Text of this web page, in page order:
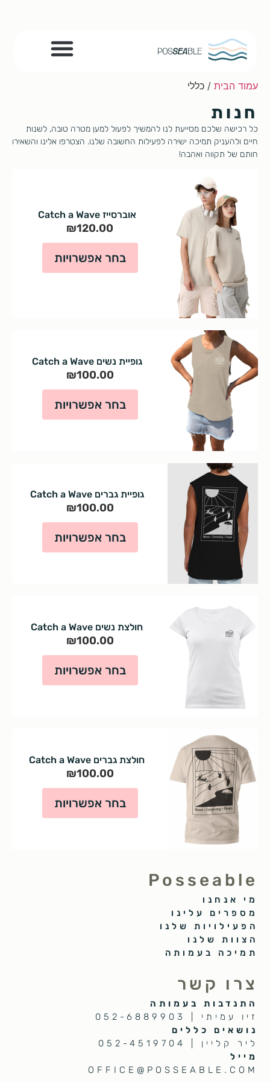
עמוד הבית / כללי
חנות
כל רכישה שלכם מסייעת לנו להמשיך לפעול למען מטרה טובה, לשנות
חיים ולהעניק תמיכה ישירה לפעילות החשובה שלנו. הצטרפו אלינו והשאירו
חותם של תקווה ואהבה!
אוברסייז Catch a Wave
₪120.00
בחר אפשרויות
גופיית נשים Catch a Wave
₪100.00
בחר אפשרויות
גופיית גברים Catch a Wave
₪100.00
בחר אפשרויות
חולצת נשים Catch a Wave
₪100.00
בחר אפשרויות
חולצת גברים Catch a Wave
₪100.00
בחר אפשרויות
Posseable
מי אנחנו
מספרים עלינו
הפעילויות שלנו
הצוות שלנו
תמיכה בעמותה
צרו קשר
התנדבות בעמותה
זיו עמיתי | 052-6889903
נושאים כללים
ליר קליין | 052-4519704
מייל
OFFICE@POSSEABLE.COM